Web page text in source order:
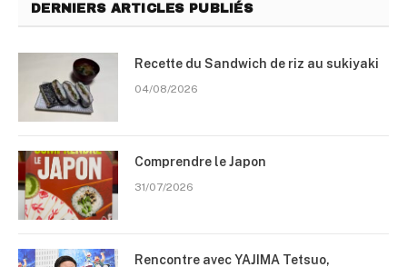
DERNIERS ARTICLES PUBLIÉS
Recette du Sandwich de riz au sukiyaki
04/08/2026
Comprendre le Japon
31/07/2026
Rencontre avec YAJIMA Tetsuo,